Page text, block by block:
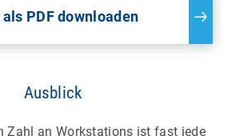
PDF downloaden
Ausblick
Zahl an Workstations ist fast jede